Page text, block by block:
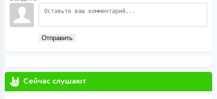
Отправить
Сейчас слушают